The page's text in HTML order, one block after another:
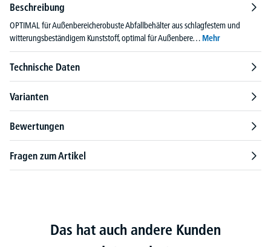
Beschreibung
OPTIMAL für Außenbereicherobuste Abfallbehälter aus schlagfestem und
witterungsbeständigem Kunststoff, optimal für Außenbere… Mehr
Technische Daten
Varianten
Bewertungen
Fragen zum Artikel
Das hat auch andere Kunden